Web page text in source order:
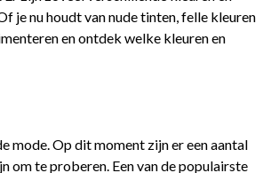
je nu houdt van nude tinten, felle kleuren
en ontdek welke kleuren en
mode. Op dit moment zijn er een aantal
om te proberen. Een van de populairste